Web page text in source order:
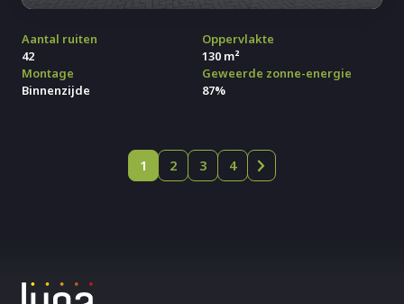
Aantal ruiten
42
Oppervlakte
130 m²
Montage
Binnenzijde
Geweerde zonne-energie
87%
1 2 3 4